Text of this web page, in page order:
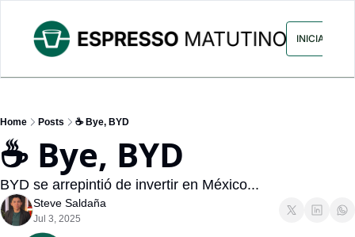
ARCHIVO ANUNCIA CON
INICIAR
Home Posts ☕ Bye, BYD
☕ Bye, BYD
BYD se arrepintió de invertir en México...
Steve Saldaña
Jul 3, 2025